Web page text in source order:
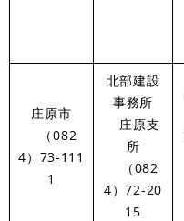
庄原市
（082
4）73-111
1
北部建設
事務所
庄原支
所
（082
4）72-20
15